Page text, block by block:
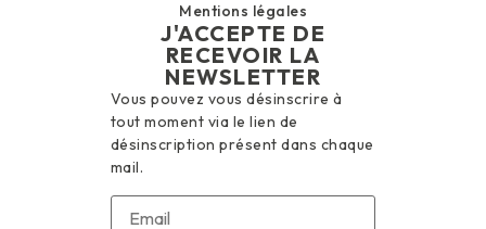
Mentions légales
J'ACCEPTE DE
RECEVOIR LA
NEWSLETTER
Vous pouvez vous désinscrire à
tout moment via le lien de
désinscription présent dans chaque
mail.